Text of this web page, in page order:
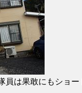
員は果敢にもショ